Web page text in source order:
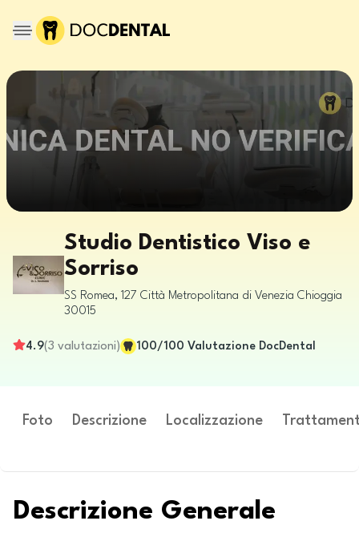
Studio Dentistico Viso e
Sorriso
SS Romea, 127 Città Metropolitana di Venezia Chioggia
30015
4.9(3 valutazioni) 100/100 Valutazione DocDental
Foto Descrizione Localizzazione
Descrizione Generale